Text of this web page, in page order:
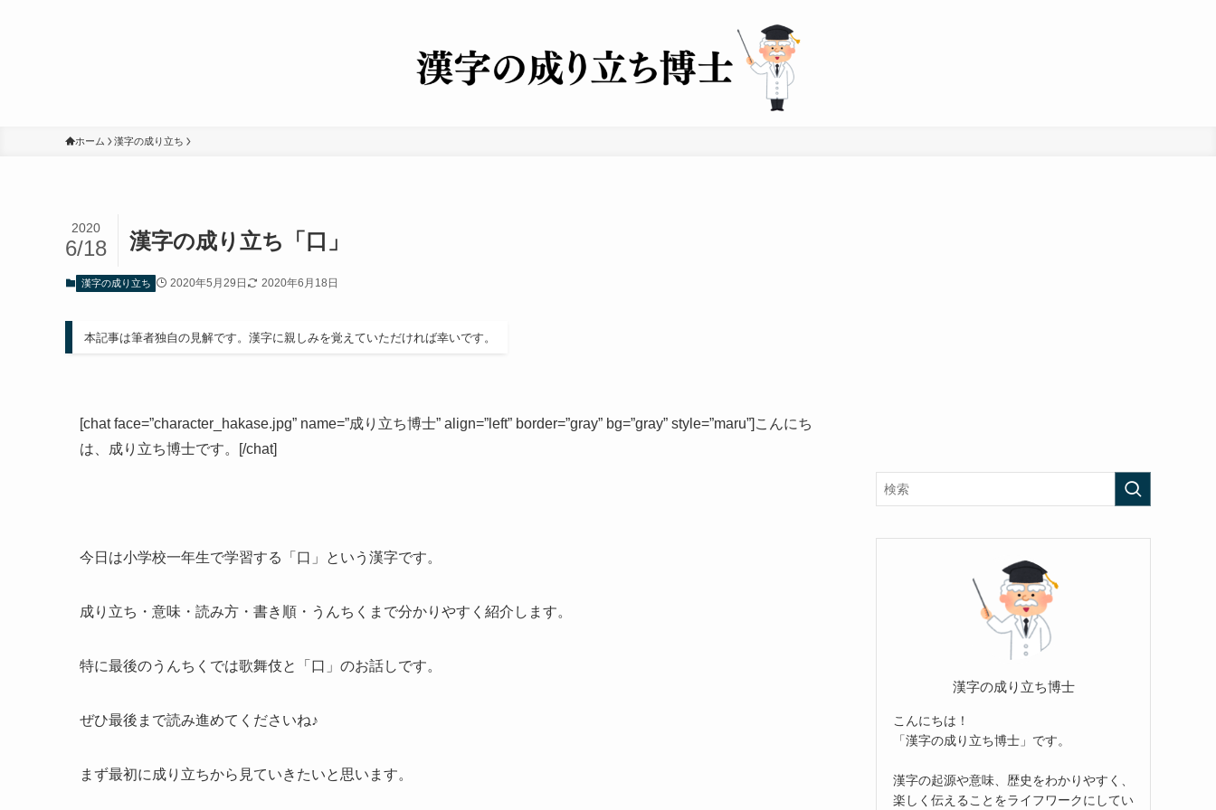
ホーム 漢字の成り立ち
漢字の成り立ち「口」
2020
6/18
漢字の成り立ち 2020年5月29日 2020年6月18日
本記事は筆者独自の見解です。漢字に親しみを覚えていただければ幸いです。
[chat face=”character_hakase.jpg” name=”成り立ち博士” align=”left” border=”gray” bg=”gray” style=”maru”]こんにち
は、成り立ち博士です。[/chat]
今日は小学校一年生で学習する「口」という漢字です。
成り立ち・意味・読み方・書き順・うんちくまで分かりやすく紹介します。
特に最後のうんちくでは歌舞伎と「口」のお話しです。
ぜひ最後まで読み進めてくださいね♪
まず最初に成り立ちから見ていきたいと思います。
漢字の成り立ち博士
こんにちは！
「漢字の成り立ち博士」です。
漢字の起源や意味、歴史をわかりやすく、
楽しく伝えることをライフワークにしてい